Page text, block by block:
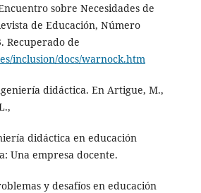
sobre Necesidades de
de Educación, Número
Recuperado de
inclusion/docs/warnock.htm
didáctica. En Artigue, M.,
didáctica en educación
Una empresa docente.
y desafíos en educación